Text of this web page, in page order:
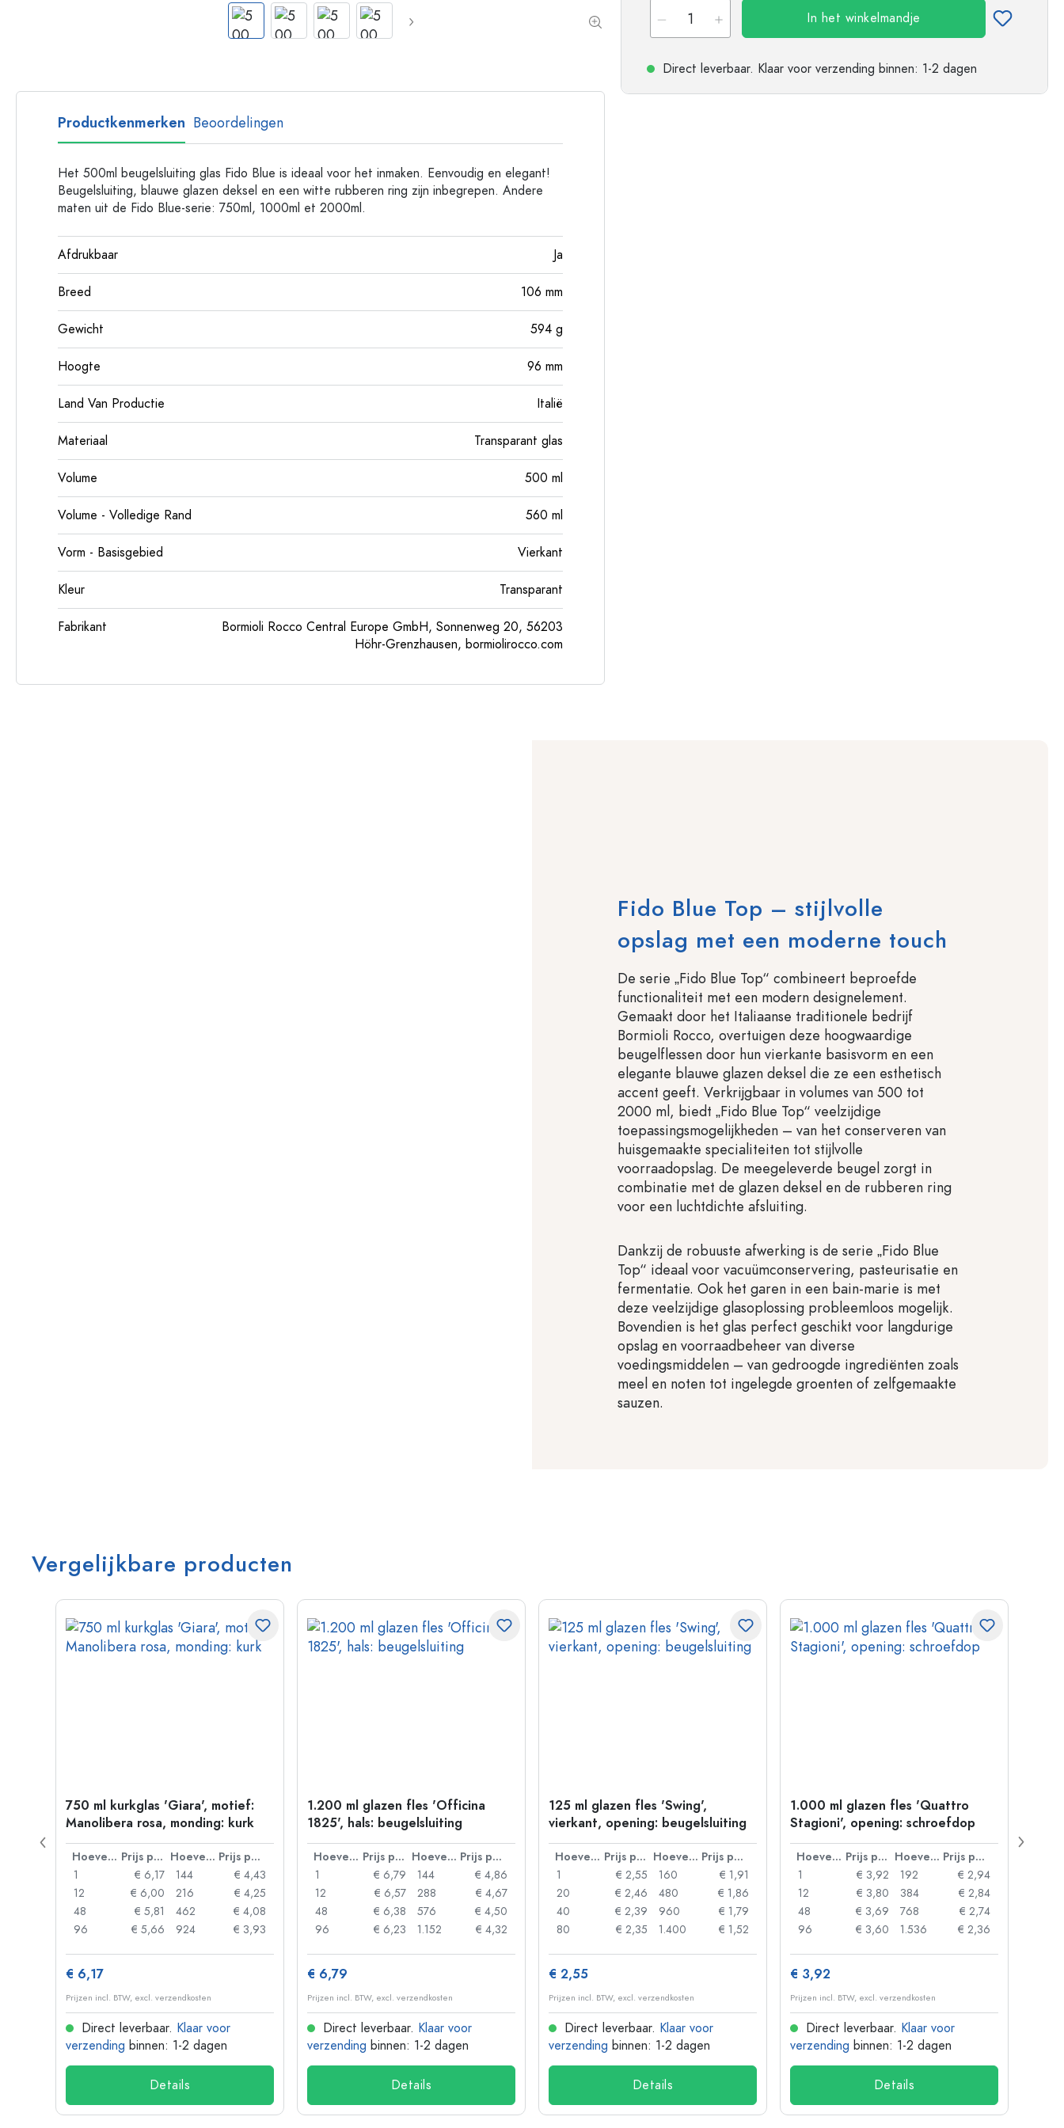
Glazen flessen met hengsel
Flessen met lange hals
Polygonale flessen
Gistingsflessen & Mandflessen
Flessen per materiaal
Glazen flessen
Plastic flessen
In het winkelmandje
Direct leverbaar. Klaar voor verzending binnen: 1-2 dagen
Productkenmerken Beoordelingen
Het 500ml beugelsluiting glas Fido Blue is ideaal voor het inmaken. Eenvoudig en elegant!
Beugelsluiting, blauwe glazen deksel en een witte rubberen ring zijn inbegrepen. Andere
maten uit de Fido Blue-serie: 750ml, 1000ml et 2000ml.
Afdrukbaar Ja
Breed 106 mm
Gewicht 594 g
Hoogte 96 mm
Land Van Productie Italië
Materiaal Transparant glas
Volume 500 ml
Volume - Volledige Rand 560 ml
Vorm - Basisgebied Vierkant
Kleur Transparant
Fabrikant
Bormioli Rocco Central Europe GmbH, Sonnenweg 20, 56203
Höhr-Grenzhausen, bormiolirocco.com
Fido Blue Top – stijlvolle
opslag met een moderne touch
De serie „Fido Blue Top“ combineert beproefde
functionaliteit met een modern designelement.
Gemaakt door het Italiaanse traditionele bedrijf
Bormioli Rocco, overtuigen deze hoogwaardige
beugelflessen door hun vierkante basisvorm en een
elegante blauwe glazen deksel die ze een esthetisch
accent geeft. Verkrijgbaar in volumes van 500 tot
2000 ml, biedt „Fido Blue Top“ veelzijdige
toepassingsmogelijkheden – van het conserveren van
huisgemaakte specialiteiten tot stijlvolle
voorraadopslag. De meegeleverde beugel zorgt in
combinatie met de glazen deksel en de rubberen ring
voor een luchtdichte afsluiting.
Dankzij de robuuste afwerking is de serie „Fido Blue
Top“ ideaal voor vacuümconservering, pasteurisatie en
fermentatie. Ook het garen in een bain-marie is met
deze veelzijdige glasoplossing probleemloos mogelijk.
Bovendien is het glas perfect geschikt voor langdurige
opslag en voorraadbeheer van diverse
voedingsmiddelen – van gedroogde ingrediënten zoals
meel en noten tot ingelegde groenten of zelfgemaakte
sauzen.
Vergelijkbare producten
750 ml kurkglas 'Giara', motief:
Manolibera rosa, monding: kurk
Hoeveelheid Prijs per eenheid Hoeveelheid
Prijs per eenheid
1
€ 6,17
12
€ 6,00
48
€ 5,81
96
€ 5,66
144
€ 4,43
216
€ 4,25
462
€ 4,08
924
€ 3,93
€ 6,17
Prijzen incl. BTW, excl. verzendkosten
Direct leverbaar. Klaar voor
verzending binnen: 1-2 dagen
Details
1.200 ml glazen fles 'Officina
1825', hals: beugelsluiting
Hoeveelheid Prijs per eenheid Hoeveelheid
Prijs per eenheid
1
€ 6,79
12
€ 6,57
48
€ 6,38
96
€ 6,23
144
€ 4,86
288
€ 4,67
576
€ 4,50
1.152
€ 4,32
€ 6,79
Prijzen incl. BTW, excl. verzendkosten
Direct leverbaar. Klaar voor
verzending binnen: 1-2 dagen
Details
125 ml glazen fles 'Swing',
vierkant, opening: beugelsluiting
Hoeveelheid Prijs per eenheid Hoeveelheid
Prijs per eenheid
1
€ 2,55
20
€ 2,46
40
€ 2,39
80
€ 2,35
160
€ 1,91
480
€ 1,86
960
€ 1,79
1.400
€ 1,52
€ 2,55
Prijzen incl. BTW, excl. verzendkosten
Direct leverbaar. Klaar voor
verzending binnen: 1-2 dagen
Details
1.000 ml glazen fles 'Quattro
Stagioni', opening: schroefdop
Hoeveelheid Prijs per eenheid Hoeveelheid
Prijs per eenheid
1
€ 3,92
12
€ 3,80
48
€ 3,69
96
€ 3,60
192
€ 2,94
384
€ 2,84
768
€ 2,74
1.536
€ 2,36
€ 3,92
Prijzen incl. BTW, excl. verzendkosten
Direct leverbaar. Klaar voor
verzending binnen: 1-2 dagen
Details